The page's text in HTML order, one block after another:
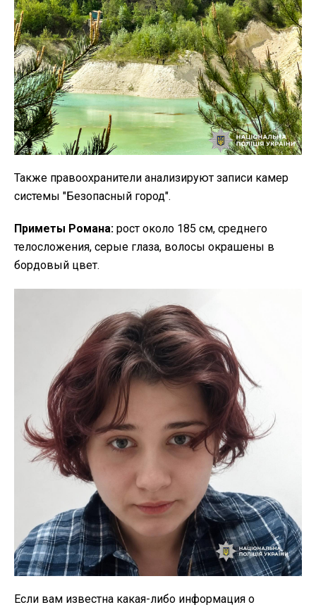
Также правоохранители анализируют записи камер
системы "Безопасный город".
Приметы Романа: рост около 185 см, среднего
телосложения, серые глаза, волосы окрашены в
бордовый цвет.
Если вам известна какая-либо информация о